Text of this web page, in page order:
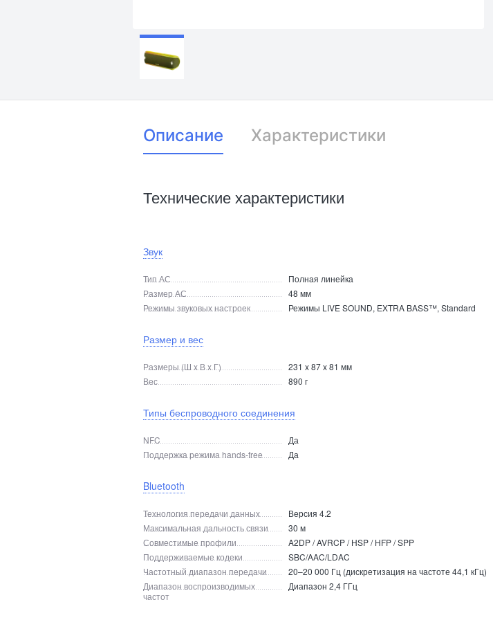
Описание Характеристики
Технические характеристики
Звук
Тип АС
Полная линейка
Размер АС
48 мм
Режимы звуковых настроек
Режимы LIVE SOUND, EXTRA BASS™, Standard
Размер и вес
Размеры (Ш x В x Г)
231 x 87 x 81 мм
Вес
890 г
Типы беспроводного соединения
NFC
Да
Поддержка режима hands-free
Да
Bluetooth
Технология передачи данных
Версия 4.2
Максимальная дальность связи
30 м
Совместимые профили
A2DP / AVRCP / HSP / HFP / SPP
Поддерживаемые кодеки
SBC/AAC/LDAC
Частотный диапазон передачи
20–20 000 Гц (дискретизация на частоте 44,1 кГц)
Диапазон воспроизводимых
частот
Диапазон 2,4 ГГц